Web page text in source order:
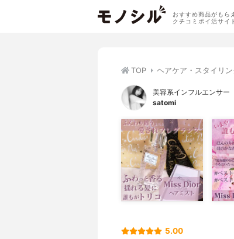
おすすめ商品がもら
クチコミポイ活サイ
TOP ヘアケア・スタイリ
美容系インフルエンサー
satomi
5.00